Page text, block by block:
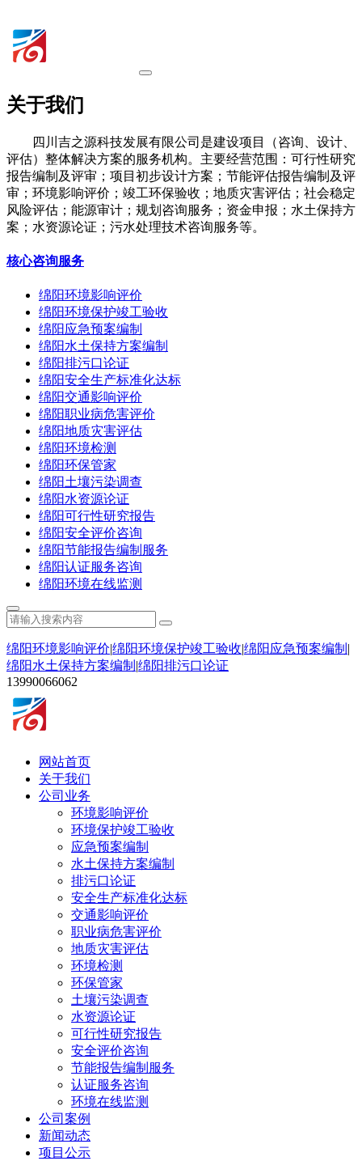
关于我们
四川吉之源科技发展有限公司是建设项目（咨询、设计、
评估）整体解决方案的服务机构。主要经营范围：可行性研究
报告编制及评审；项目初步设计方案；节能评估报告编制及评
审；环境影响评价；竣工环保验收；地质灾害评估；社会稳定
风险评估；能源审计；规划咨询服务；资金申报；水土保持方
案；水资源论证；污水处理技术咨询服务等。
核心咨询服务
绵阳环境影响评价
绵阳环境保护竣工验收
绵阳应急预案编制
绵阳水土保持方案编制
绵阳排污口论证
绵阳安全生产标准化达标
绵阳交通影响评价
绵阳职业病危害评价
绵阳地质灾害评估
绵阳环境检测
绵阳环保管家
绵阳土壤污染调查
绵阳水资源论证
绵阳可行性研究报告
绵阳安全评价咨询
绵阳节能报告编制服务
绵阳认证服务咨询
绵阳环境在线监测
绵阳环境影响评价|绵阳环境保护竣工验收|绵阳应急预案编制 |
绵阳水土保持方案编制 |绵阳排污口论证
13990066062
网站首页
关于我们
公司业务
环境影响评价
环境保护竣工验收
应急预案编制
水土保持方案编制
排污口论证
安全生产标准化达标
交通影响评价
职业病危害评价
地质灾害评估
环境检测
环保管家
土壤污染调查
水资源论证
可行性研究报告
安全评价咨询
节能报告编制服务
认证服务咨询
环境在线监测
公司案例
新闻动态
项目公示